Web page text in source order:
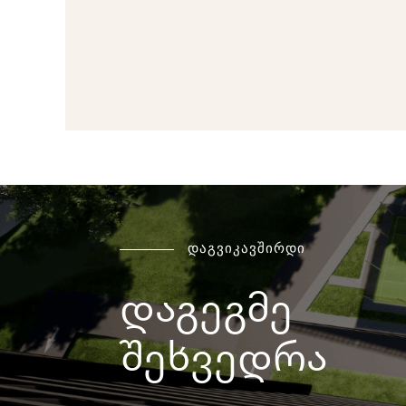
დაგვიკავშირდი
დაგეგმე
შეხვედრა